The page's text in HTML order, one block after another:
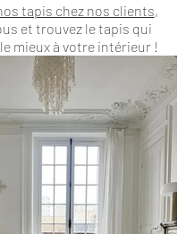
tapis chez nos clients,
et trouvez le tapis qui
mieux à votre intérieur !